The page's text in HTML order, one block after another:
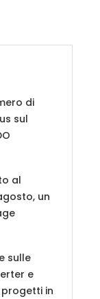
di
sul
al
un
sulle
e
progetti in